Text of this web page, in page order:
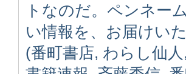
トなのだ。ペンネー
い情報を、お届けい
(番町書店, わらし仙